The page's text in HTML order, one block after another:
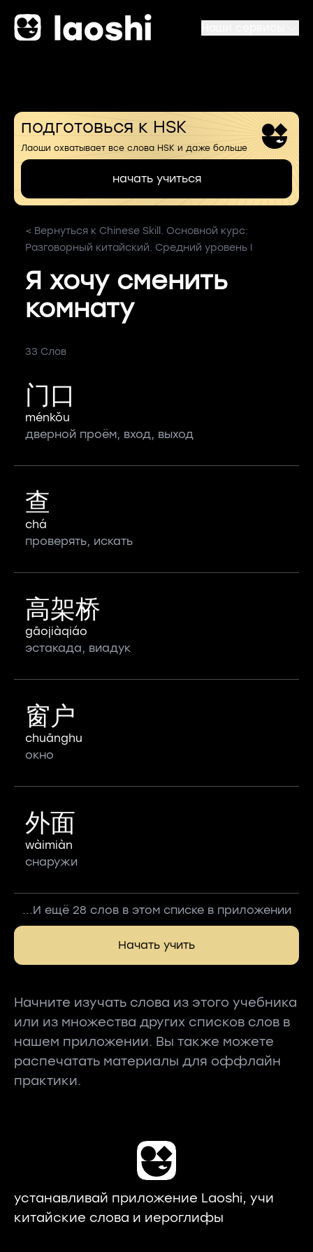
подготовься к HSK
Лаоши охватывает все слова HSK и даже больше
начать учиться
< Вернуться к Chinese Skill. Основной курс:
Разговорный китайский. Средний уровень I
Я хочу сменить
комнату
33 Слов
门口
ménkǒu
дверной проём, вход, выход
查
chá
проверять, искать
高架桥
gāojiàqiáo
эстакада, виадук
窗户
chuānghu
окно
外面
wàimiàn
снаружи
...И ещё 28 слов в этом списке в приложении
Начать учить
Начните изучать слова из этого учебника
или из множества других списков слов в
нашем приложении. Вы также можете
распечатать материалы для оффлайн
практики.
устанавливай приложение Laoshi, учи
китайские слова и иероглифы